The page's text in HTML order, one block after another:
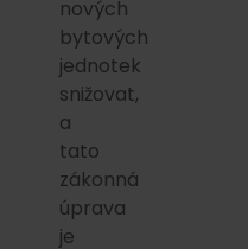
nových
bytových
jednotek
snižovat,
a
tato
zákonná
úprava
je